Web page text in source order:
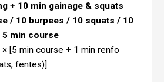
+ 10 min gainage & squats
/ 10 burpees / 10 squats / 10
5 min course
× [5 min course + 1 min renfo
fentes)]